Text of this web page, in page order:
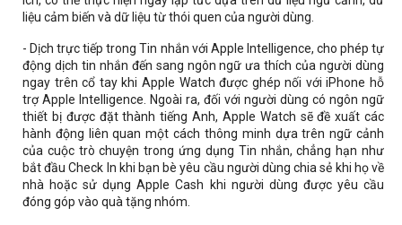
liệu cảm biến và dữ liệu từ thói quen của người dùng.
- Dịch trực tiếp trong Tin nhắn với Apple Intelligence, cho phép tự
động dịch tin nhắn đến sang ngôn ngữ ưa thích của người dùng
ngay trên cổ tay khi Apple Watch được ghép nối với iPhone hỗ
trợ Apple Intelligence. Ngoài ra, đối với người dùng có ngôn ngữ
thiết bị được đặt thành tiếng Anh, Apple Watch sẽ đề xuất các
hành động liên quan một cách thông minh dựa trên ngữ cảnh
của cuộc trò chuyện trong ứng dụng Tin nhắn, chẳng hạn như
bắt đầu Check In khi bạn bè yêu cầu người dùng chia sẻ khi họ về
nhà hoặc sử dụng Apple Cash khi người dùng được yêu cầu
đóng góp vào quà tặng nhóm.